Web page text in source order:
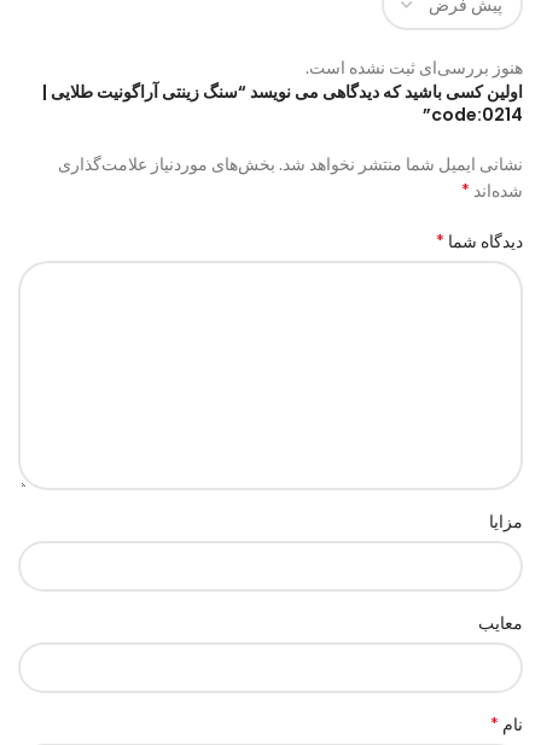
هنوز بررسی‌ای ثبت نشده است.
اولین کسی باشید که دیدگاهی می نویسد “سنگ زینتی آراگونیت طلایی |
code:0214”
نشانی ایمیل شما منتشر نخواهد شد. بخش‌های موردنیاز علامت‌گذاری
شده‌اند *
دیدگاه شما *
مزایا
معایب
نام *